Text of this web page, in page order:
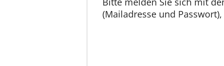
(Mailadresse und